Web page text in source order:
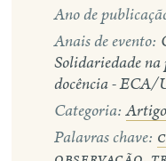
Ano de
Anais de evento:
Solidariedade na
docência - ECA/
Categoria:
Palavras chave: